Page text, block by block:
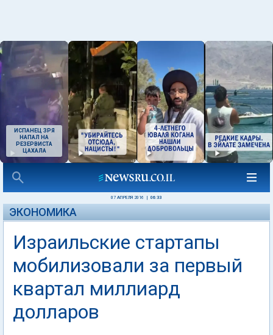
ИСПАНЕЦ ЗРЯ
НАПАЛ НА
РЕЗЕРВИСТА
ЦАХАЛА
07 АПРЕЛЯ 2016 06:33
ЭКОНОМИКА
Израильские стартапы
мобилизовали за первый
квартал миллиард
долларов